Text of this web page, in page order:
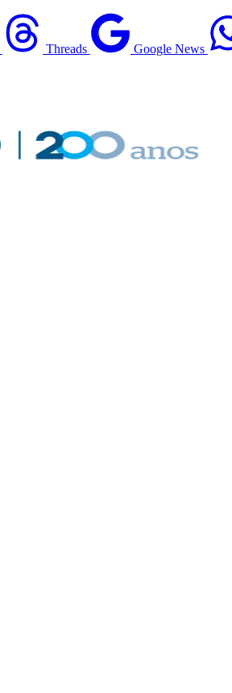
Threads Google News